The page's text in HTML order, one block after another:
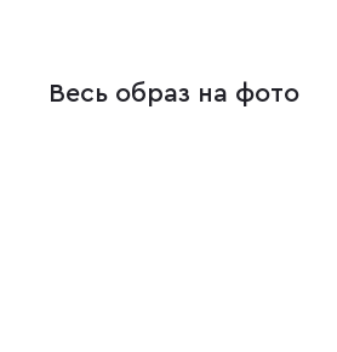
Весь образ на фото